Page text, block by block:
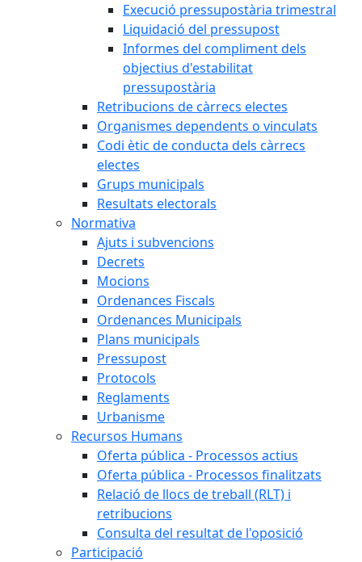
Execució pressupostària trimestral
Liquidació del pressupost
Informes del compliment dels
objectius d'estabilitat
pressupostària
Retribucions de càrrecs electes
Organismes dependents o vinculats
Codi ètic de conducta dels càrrecs
electes
Grups municipals
Resultats electorals
Normativa
Ajuts i subvencions
Decrets
Mocions
Ordenances Fiscals
Ordenances Municipals
Plans municipals
Pressupost
Protocols
Reglaments
Urbanisme
Recursos Humans
Oferta pública - Processos actius
Oferta pública - Processos finalitzats
Relació de llocs de treball (RLT) i
retribucions
Consulta del resultat de l'oposició
Participació